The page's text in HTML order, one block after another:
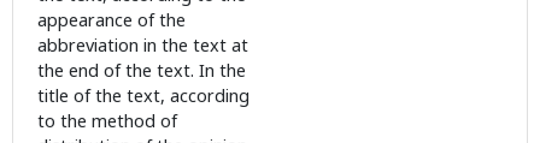
appearance of the
abbreviation in the text at
the end of the text. In the
title of the text, according
to the method of